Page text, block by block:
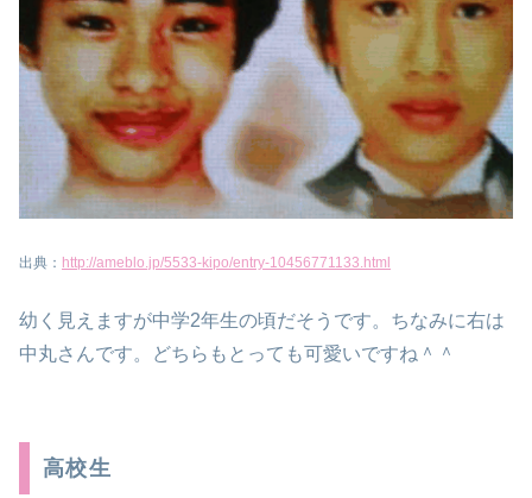
出典： http://ameblo.jp/5533-kipo/entry-10456771133.html
幼く見えますが中学2年生の頃だそうです。ちなみに右は
中丸さんです。どちらもとっても可愛いですね＾＾
高校生